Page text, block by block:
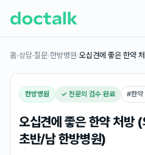
홈›상담·질문›한방병원›오십견에 좋은 한약
한방병원 ✓ 전문의 검수 완료 #한약
오십견에 좋은 한약 처방
초반/남 한방병원)